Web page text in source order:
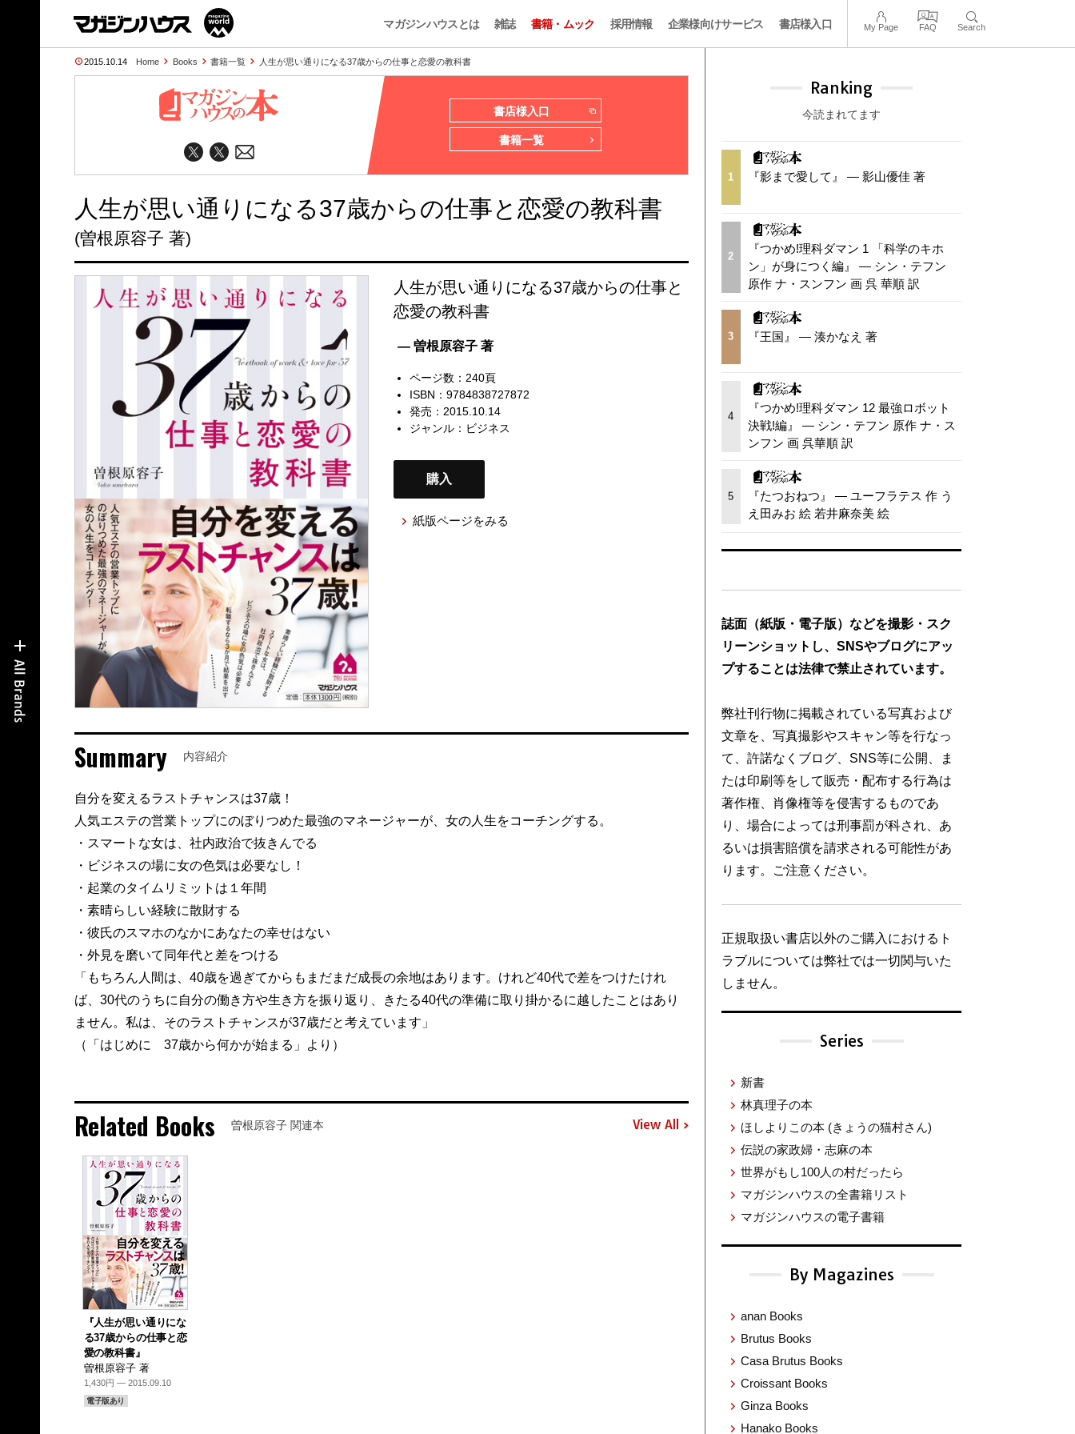
マガジンハウスとは 雑誌 書籍・ムック 採用情報 企業様向けサービス 書店様入口 My Page FAQ Search
2015.10.14 Home Books 書籍一覧 人生が思い通りになる37歳からの仕事と恋愛の教科書
書店様入口
書籍一覧
人生が思い通りになる37歳からの仕事と恋愛の教科書
(曽根原容子 著)
人生が思い通りになる37歳からの仕事と
恋愛の教科書
— 曽根原容子 著
ページ数：240頁
ISBN：9784838727872
発売：2015.10.14
ジャンル： ビジネス
購入
紙版ページをみる
Summary 内容紹介
自分を変えるラストチャンスは37歳！
人気エステの営業トップにのぼりつめた最強のマネージャーが、女の人生をコーチングする。
・スマートな女は、社内政治で抜きんでる
・ビジネスの場に女の色気は必要なし！
・起業のタイムリミットは１年間
・素晴らしい経験に散財する
・彼氏のスマホのなかにあなたの幸せはない
・外見を磨いて同年代と差をつける
「もちろん人間は、40歳を過ぎてからもまだまだ成長の余地はあります。けれど40代で差をつけたけれ
ば、30代のうちに自分の働き方や生き方を振り返り、きたる40代の準備に取り掛かるに越したことはあり
ません。私は、そのラストチャンスが37歳だと考えています」
（「はじめに 37歳から何かが始まる」より）
Related Books 曽根原容子 関連本 View All
『人生が思い通りにな
る37歳からの仕事と恋
愛の教科書』
曽根原容子 著
1,430円 — 2015.09.10
電子版あり
Ranking
今読まれてます
1 『影まで愛して』 — 影山優佳 著
2
『つかめ!理科ダマン 1 「科学のキホ
ン」が身につく編』 — シン・テフン
原作 ナ・スンフン 画 呉 華順 訳
3 『王国』 — 湊かなえ 著
4
『つかめ!理科ダマン 12 最強ロボット
決戦!編』 — シン・テフン 原作 ナ・ス
ンフン 画 呉華順 訳
5
『たつおねつ』 — ユーフラテス 作 う
え田みお 絵 若井麻奈美 絵
誌面（紙版・電子版）などを撮影・スク
リーンショットし、SNSやブログにアッ
プすることは法律で禁止されています。
弊社刊行物に掲載されている写真および
文章を、写真撮影やスキャン等を行なっ
て、許諾なくブログ、SNS等に公開、ま
たは印刷等をして販売・配布する行為は
著作権、肖像権等を侵害するものであ
り、場合によっては刑事罰が科され、あ
るいは損害賠償を請求される可能性があ
ります。ご注意ください。
正規取扱い書店以外のご購入におけるト
ラブルについては弊社では一切関与いた
しません。
Series
新書
林真理子の本
ほしよりこの本 (きょうの猫村さん)
伝説の家政婦・志麻の本
世界がもし100人の村だったら
マガジンハウスの全書籍リスト
マガジンハウスの電子書籍
By Magazines
anan Books
Brutus Books
Casa Brutus Books
Croissant Books
Ginza Books
Hanako Books